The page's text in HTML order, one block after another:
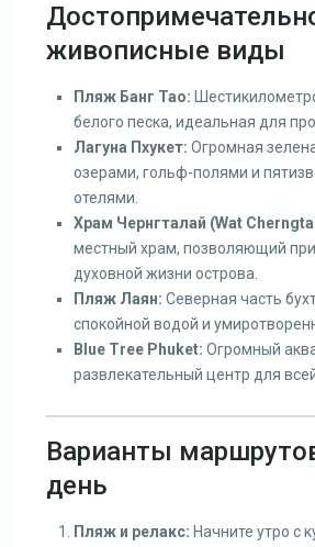
живописные виды
Пляж Банг Тао:
белого песка, идеальная для
Лагуна Пхукет: Огромная
озерами, гольф-полями и
отелями.
Храм Чернгталай (Wat
местный храм, позволяющий
духовной жизни острова.
Пляж Лаян: Северная часть
спокойной водой и
Blue Tree Phuket: Огромный
развлекательный центр для
Варианты
день
Пляж и релакс: Начните утро с